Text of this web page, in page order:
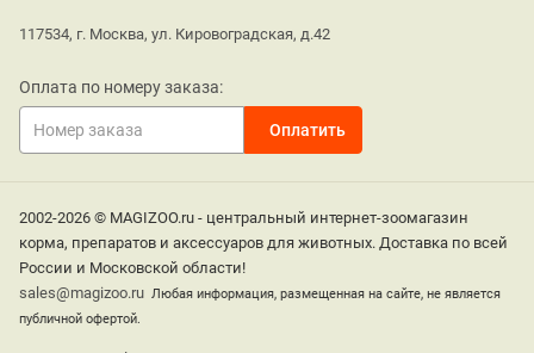
117534, г. Москва, ул. Кировоградская, д.42
Оплата по номеру заказа:
2002-2026 © MAGIZOO.ru - центральный интернет-зоомагазин
корма, препаратов и аксессуаров для животных. Доставка по всей
России и Московской области!
sales@magizoo.ru Любая информация, размещенная на сайте, не является
публичной офертой.